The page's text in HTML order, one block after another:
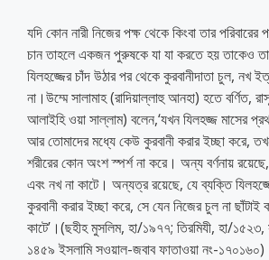
যদি কোন নারী নিজের পক্ষ থেকে কিংবা তার
চান তাহলে একজন পুরুষকে যা যা করতে হয় তাকেও
যিলহজ্জের চাঁদ উঠার পর থেকে কুরবানীদাতা চুল, নখ
না।উম্মে সালামাহ (রাদিয়াল্লাহু আনহা) হতে বর্ণিত,
আলাইহি ওয়া সাল্লাম) বলেন,‘যখন যিলহজ্জ মাসের
আর তোমাদের মধ্যে কেউ কুরবানী করার ইচ্ছা করে,
শরীরের কোন অংশ স্পর্শ না করে। অন্য বর্ণনায়
এবং নখ না কাটে। অন্যত্র রয়েছে, যে ব্যক্তি
কুরবানী করার ইচ্ছা করে, সে যেন নিজের চুল না
কাটে’।(ছহীহ মুসলিম, হা/১৯৭৭; তিরমিযী, হা/
১৪৫৯ ইসলামি সওয়াল-জবাব ফাতাওয়া নং-১৭০১৬০)